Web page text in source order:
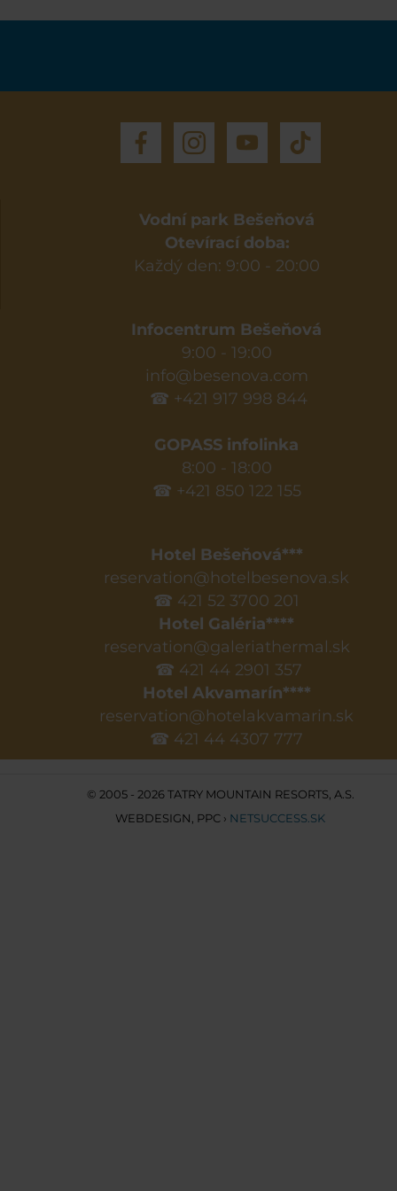
Vodní park Bešeňová
Otevírací doba:
Každý den: 9:00 - 20:00
Infocentrum Bešeňová
9:00 - 19:00
info@besenova.com
☎ +421 917 998 844
GOPASS infolinka
8:00 - 18:00
☎ +421 850 122 155
Hotel Bešeňová***
reservation@hotelbesenova.sk
☎ 421 52 3700 201
Hotel Galéria****
reservation@galeriathermal.sk
☎ 421 44 2901 357
Hotel Akvamarín****
reservation@hotelakvamarin.sk
☎ 421 44 4307 777
© 2005 - 2026 TATRY MOUNTAIN RESORTS, A.S.
WEBDESIGN PPC › NETSUCCESS.SK